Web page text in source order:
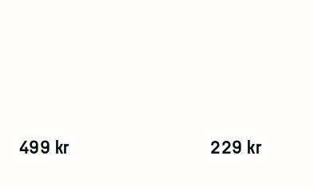
499 kr 229 kr